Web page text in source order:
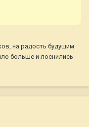
на радость будущим
больше и лоснились